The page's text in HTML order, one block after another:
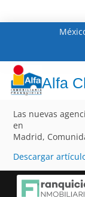
Alfa
Las nuevas
en
Madrid,
Descargar